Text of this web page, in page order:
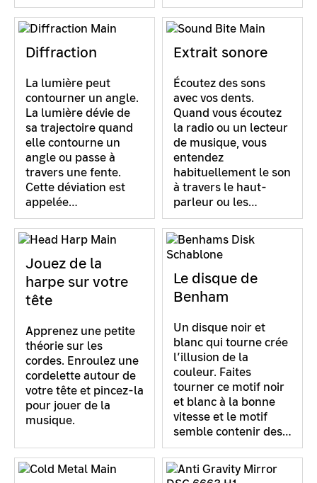
Diffraction
La lumière peut
contourner un angle.
La lumière dévie de
sa trajectoire quand
elle contourne un
angle ou passe à
travers une fente.
Cette déviation est
appelée…
Extrait sonore
Écoutez des sons
avec vos dents.
Quand vous écoutez
la radio ou un lecteur
de musique, vous
entendez
habituellement le son
à travers le haut-
parleur ou les…
Jouez de la
harpe sur votre
tête
Apprenez une petite
théorie sur les
cordes. Enroulez une
cordelette autour de
votre tête et pincez-la
pour jouer de la
musique.
Le disque de
Benham
Un disque noir et
blanc qui tourne crée
l’illusion de la
couleur. Faites
tourner ce motif noir
et blanc à la bonne
vitesse et le motif
semble contenir des…